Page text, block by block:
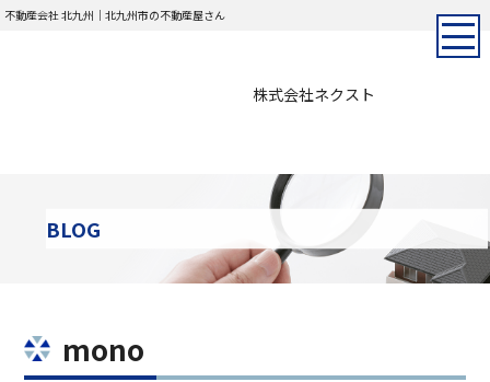
不動産会社 北九州｜北九州市の不動産屋さん
株式会社ネクスト
BLOG
mono